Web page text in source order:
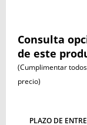
Consulta
de este
(Cumplimentar
precio)
PLAZO DE